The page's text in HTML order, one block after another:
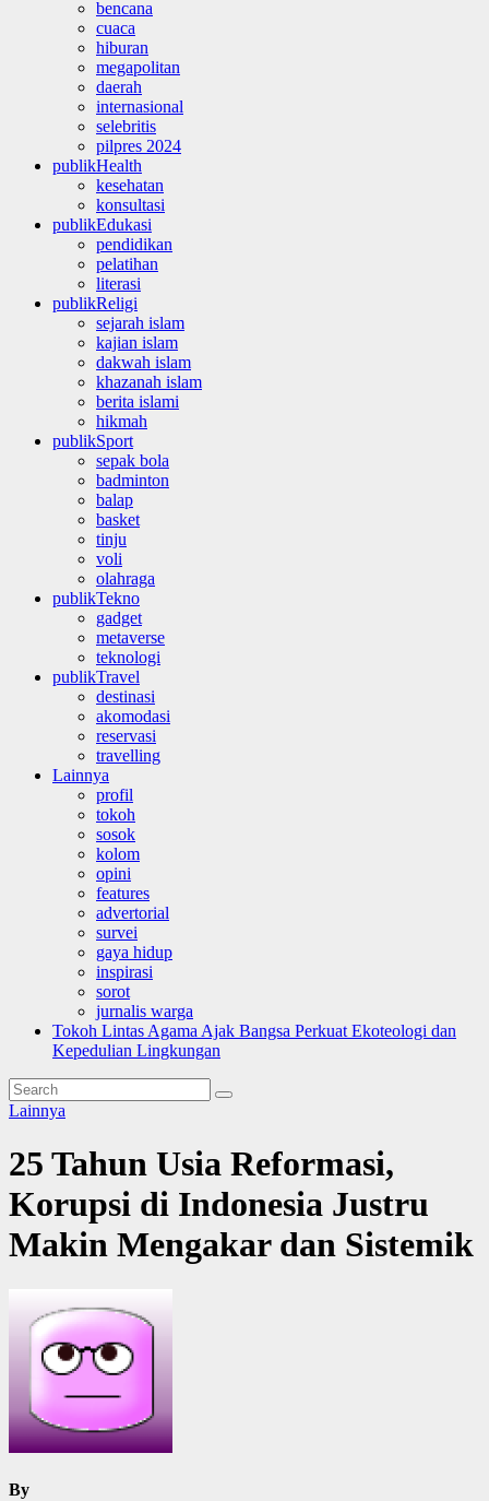
bencana
cuaca
hiburan
megapolitan
daerah
internasional
selebritis
pilpres 2024
publikHealth
kesehatan
konsultasi
publikEdukasi
pendidikan
pelatihan
literasi
publikReligi
sejarah islam
kajian islam
dakwah islam
khazanah islam
berita islami
hikmah
publikSport
sepak bola
badminton
balap
basket
tinju
voli
olahraga
publikTekno
gadget
metaverse
teknologi
publikTravel
destinasi
akomodasi
reservasi
travelling
Lainnya
profil
tokoh
sosok
kolom
opini
features
advertorial
survei
gaya hidup
inspirasi
sorot
jurnalis warga
Tokoh Lintas Agama Ajak Bangsa Perkuat Ekoteologi dan
Kepedulian Lingkungan
Lainnya
25 Tahun Usia Reformasi,
Korupsi di Indonesia Justru
Makin Mengakar dan Sistemik
By